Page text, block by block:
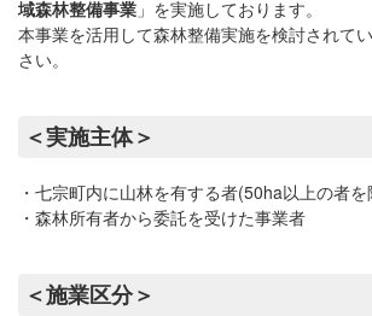
域森林整備事業 」を実施しております。
本事業を活用して森林整備実施を検討されて
さい。
＜実施主体＞
・七宗町内に山林を有する者(50ha以上の者を
・森林所有者から委託を受けた事業者
＜施業区分＞